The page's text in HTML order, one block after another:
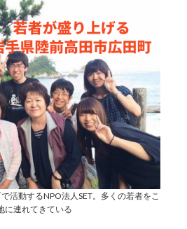
活動するNPO法人SET。多くの若者をこ
に連れてきている